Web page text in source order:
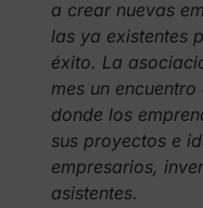
a crear nuevas
las ya existentes
éxito. La
mes un
donde los
sus proyectos e
empresarios,
asistentes.